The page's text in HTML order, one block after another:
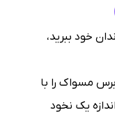
خود ببرید،
مسواک را با
یک نخود